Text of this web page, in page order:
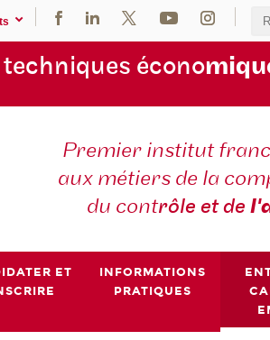
techniques écono
Premier institut
aux métiers de la
du contrôle et de
ET
INFORMATIONS
PRATIQUES